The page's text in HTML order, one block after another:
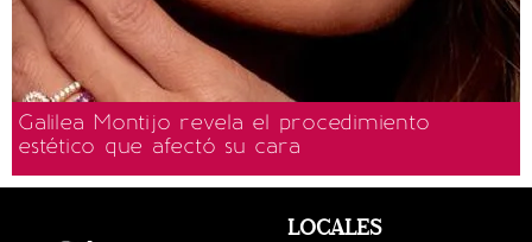
Galilea Montijo revela el procedimiento
estético que afectó su cara
LOCALES